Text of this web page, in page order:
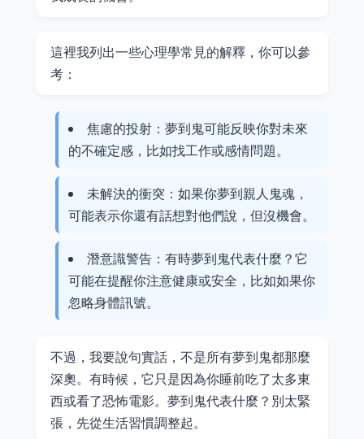
這裡我列出一些心理學常見的解釋，你可以參
考：
焦慮的投射：夢到鬼可能反映你對未來
的不確定感，比如找工作或感情問題。
未解決的衝突：如果你夢到親人鬼魂，
可能表示你還有話想對他們說，但沒機會。
潛意識警告：有時夢到鬼代表什麼？它
可能在提醒你注意健康或安全，比如如果你
忽略身體訊號。
不過，我要說句實話，不是所有夢到鬼都那麼
深奧。有時候，它只是因為你睡前吃了太多東
西或看了恐怖電影。夢到鬼代表什麼？別太緊
張，先從生活習慣調整起。